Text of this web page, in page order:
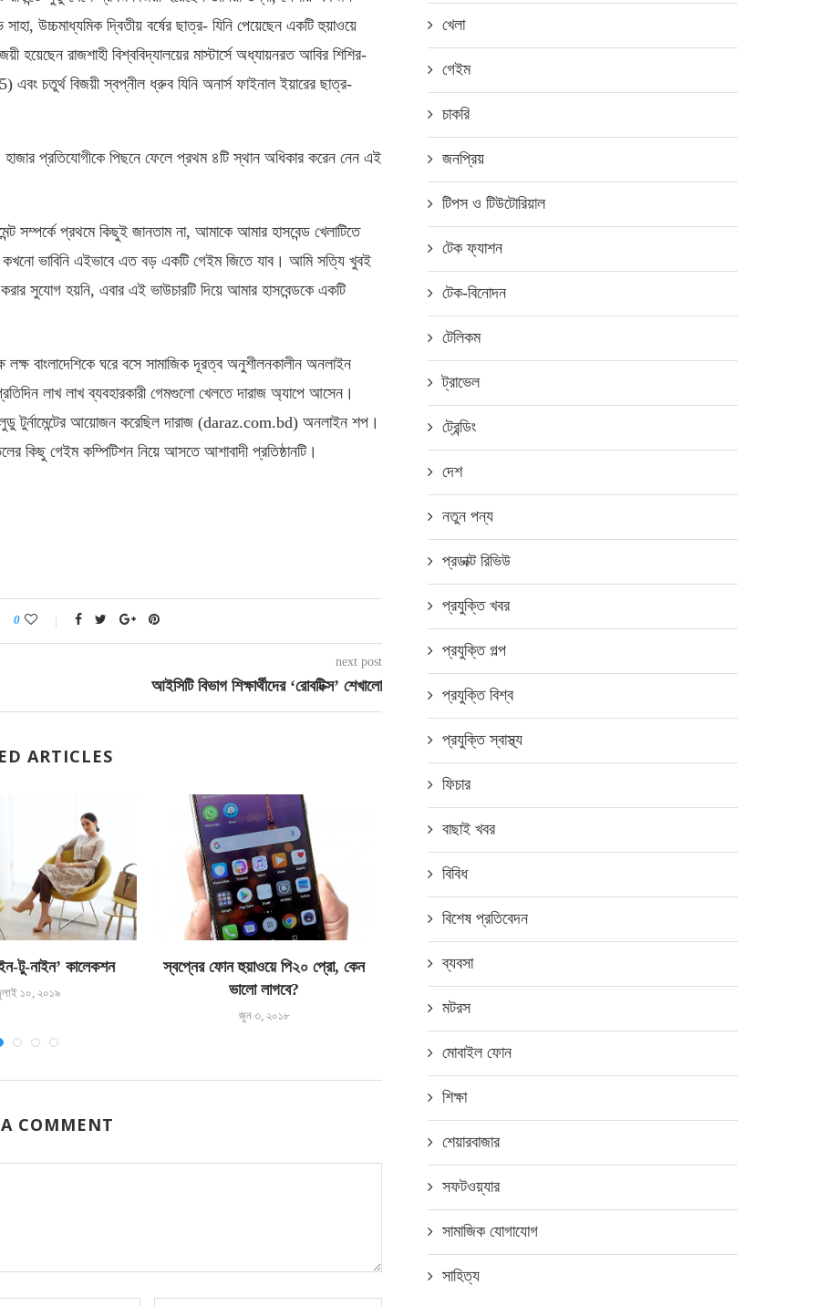
উচ্চমাধ্যমিক দ্বিতীয় বর্ষের ছাত্র- যিনি পেয়েছেন একটি হুয়াওয়ে
রাজশাহী বিশ্ববিদ্যালয়ের মাস্টার্সে অধ্যায়নরত আবির শিশির-
চতুর্থ বিজয়ী স্বপ্নীল ধ্রুব যিনি অনার্স ফাইনাল ইয়ারের ছাত্র-
প্রতিযোগীকে পিছনে ফেলে প্রথম ৪টি স্থান অধিকার করেন নেন এই
সম্পর্কে প্রথমে কিছুই জানতাম না, আমাকে আমার হাসবেন্ড খেলাটিতে
ভাবিনি এইভাবে এত বড় একটি গেইম জিতে যাব। আমি সত্যি খুবই
সুযোগ হয়নি, এবার এই ভাউচারটি দিয়ে আমার হাসবেন্ডকে একটি
বাংলাদেশিকে ঘরে বসে সামাজিক দূরত্ব অনুশীলনকালীন অনলাইন
লাখ লাখ ব্যবহারকারী গেমগুলো খেলতে দারাজ অ্যাপে আসেন।
টুর্নামেন্টের আয়োজন করেছিল দারাজ (daraz.com.bd) অনলাইন শপ।
কিছু গেইম কম্পিটিশন নিয়ে আসতে আশাবাদী প্রতিষ্ঠানটি।
0
next post
আইসিটি বিভাগ শিক্ষার্থীদের ‘রোবটিক্স’ শেখালো
ARTICLES
টু-নাইন’ কালেকশন
১০, ২০১৯
স্বপ্নের ফোন হুয়াওয়ে পি২০ প্রো, কেন
ভালো লাগবে?
জুন ৩, ২০১৮
অপো’র ২ দশক পূর্তিতে ইউনেস্কোর সঙ্গে
যৌথ উদ্যোগ
সেপ্টেম্বর ২১, ২০২৪
এলো
COMMENT
খেলা
গেইম
চাকরি
জনপ্রিয়
টিপস ও টিউটোরিয়াল
টেক ফ্যাশন
টেক-বিনোদন
টেলিকম
ট্রাভেল
ট্রেন্ডিং
দেশ
নতুন পন্য
প্রডাক্ট রিভিউ
প্রযুক্তি খবর
প্রযুক্তি গল্প
প্রযুক্তি বিশ্ব
প্রযুক্তি স্বাস্থ্য
ফিচার
বাছাই খবর
বিবিধ
বিশেষ প্রতিবেদন
ব্যবসা
মটরস
মোবাইল ফোন
শিক্ষা
শেয়ারবাজার
সফটওয়্যার
সামাজিক যোগাযোগ
সাহিত্য